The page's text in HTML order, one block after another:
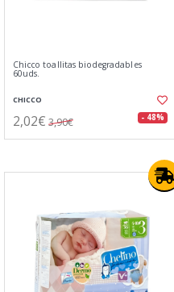
Chicco toallitas biodegradables
60uds.
CHICCO
2,02€ 3,90€ - 48%